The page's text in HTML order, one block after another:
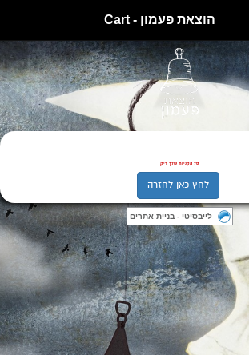
הוצאת פעמון - Cart
סל הקניות שלך ריק
לחץ כאן לחזרה
לייבסיטי - בניית אתרים